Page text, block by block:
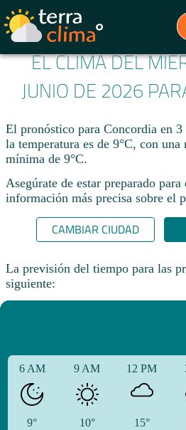
EL CLIMA DEL
JUNIO DE 2026
El pronóstico para Concordia en
la temperatura es de 9°C, con
mínima de 9°C.
Asegúrate de estar preparado
información más precisa sobre el
CAMBIAR CIUDAD
La previsión del tiempo para las
siguiente:
6 AM
9°
9 AM
10°
12 PM
15°